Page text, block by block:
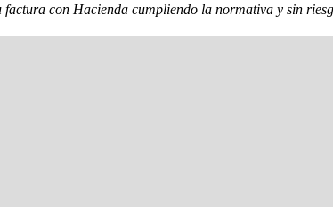
con Hacienda cumpliendo la normativa y sin